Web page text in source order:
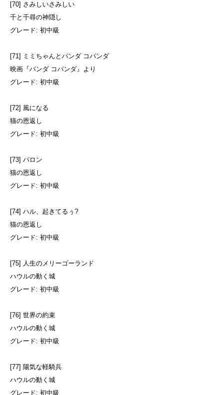
[70] さみしいさみしい
千と千尋の神隠し
グレード: 初中級
[71] ミミちゃんとパンダ コパンダ
映画『パンダ コパンダ』より
グレード: 初中級
[72] 風になる
猫の恩返し
グレード: 初中級
[73] バロン
猫の恩返し
グレード: 初中級
[74] ハル、起きてるぅ?
猫の恩返し
グレード: 初中級
[75] 人生のメリーゴーランド
ハウルの動く城
グレード: 初中級
[76] 世界の約束
ハウルの動く城
グレード: 初中級
[77] 陽気な軽騎兵
ハウルの動く城
グレード: 初中級